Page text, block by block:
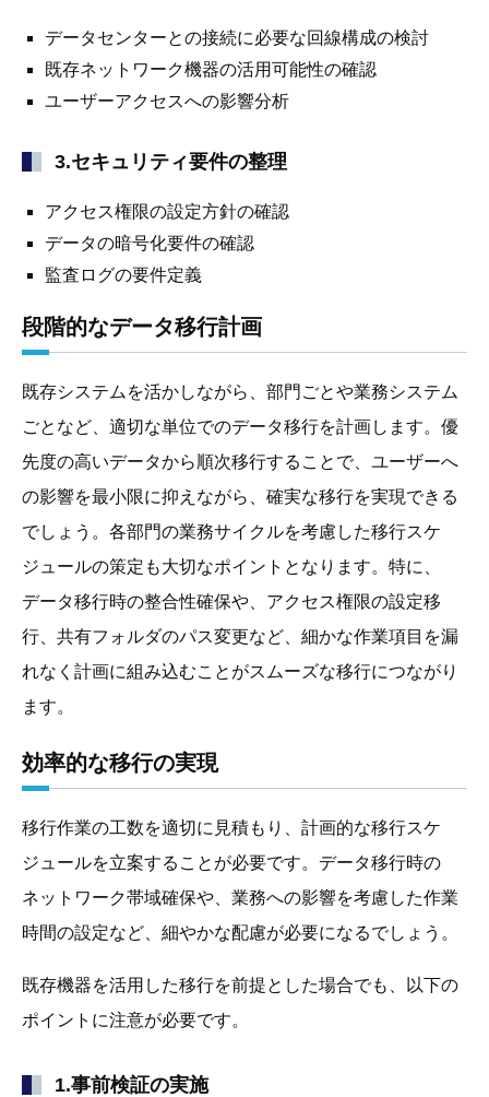
データセンターとの接続に必要な回線構成の検討
既存ネットワーク機器の活用可能性の確認
ユーザーアクセスへの影響分析
3.セキュリティ要件の整理
アクセス権限の設定方針の確認
データの暗号化要件の確認
監査ログの要件定義
段階的なデータ移行計画
既存システムを活かしながら、部門ごとや業務システム
ごとなど、適切な単位でのデータ移行を計画します。優
先度の高いデータから順次移行することで、ユーザーへ
の影響を最小限に抑えながら、確実な移行を実現できる
でしょう。各部門の業務サイクルを考慮した移行スケ
ジュールの策定も大切なポイントとなります。特に、
データ移行時の整合性確保や、アクセス権限の設定移
行、共有フォルダのパス変更など、細かな作業項目を漏
れなく計画に組み込むことがスムーズな移行につながり
ます。
効率的な移行の実現
移行作業の工数を適切に見積もり、計画的な移行スケ
ジュールを立案することが必要です。データ移行時の
ネットワーク帯域確保や、業務への影響を考慮した作業
時間の設定など、細やかな配慮が必要になるでしょう。
既存機器を活用した移行を前提とした場合でも、以下の
ポイントに注意が必要です。
1.事前検証の実施